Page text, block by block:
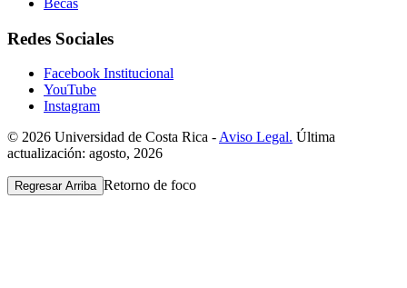
Redes Sociales
Facebook Institucional
YouTube
Instagram
© 2026 Universidad de Costa Rica - Aviso Legal. Última
actualización: agosto, 2026
Regresar Arriba Retorno de foco